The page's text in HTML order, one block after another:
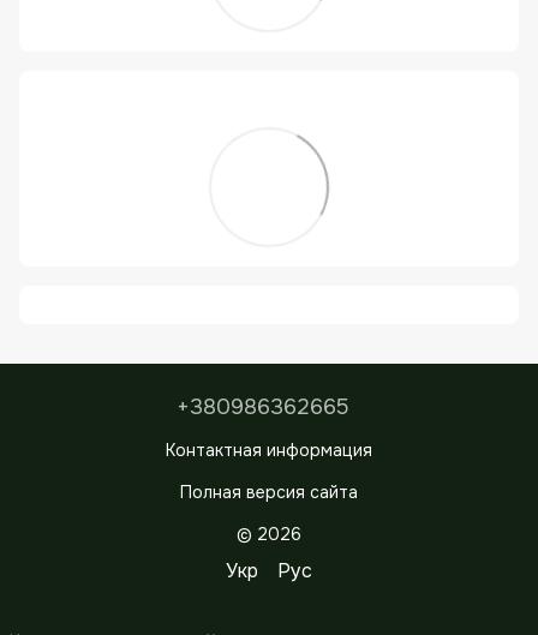
+380986362665
Контактная информация
Полная версия сайта
© 2026
Укр Рус